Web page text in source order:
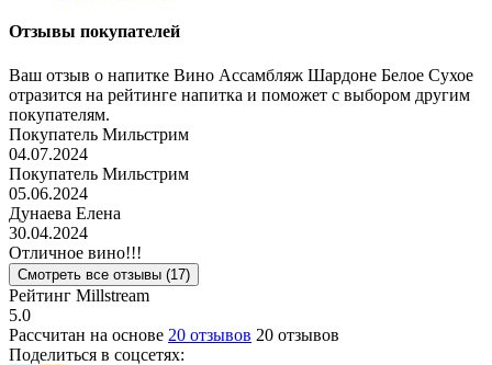
Отзывы покупателей
Ваш отзыв о напитке Вино Ассамбляж Шардоне Белое Сухое
отразится на рейтинге напитка и поможет с выбором другим
покупателям.
Покупатель Мильстрим
04.07.2024
Покупатель Мильстрим
05.06.2024
Дунаева Елена
30.04.2024
Отличное вино!!!
Смотреть все отзывы (17)
Рейтинг Millstream
5.0
Рассчитан на основе 20 отзывов 20 отзывов
Поделиться в соцсетях: